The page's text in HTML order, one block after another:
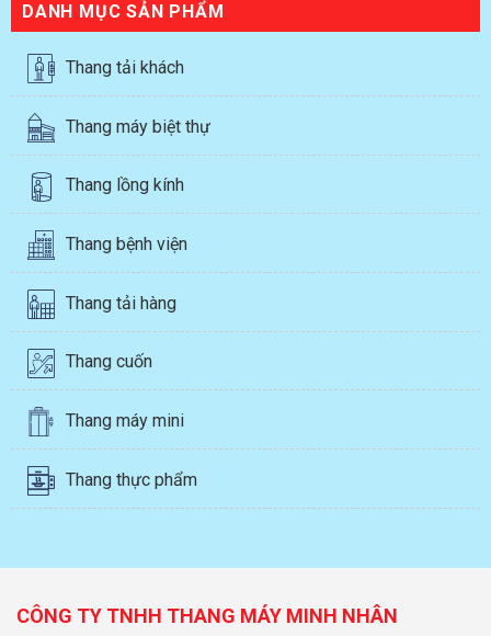
DANH MỤC SẢN PHẨM
Thang tải khách
Thang máy biệt thự
Thang lồng kính
Thang bệnh viện
Thang tải hàng
Thang cuốn
Thang máy mini
Thang thực phẩm
CÔNG TY TNHH THANG MÁY MINH NHÂN